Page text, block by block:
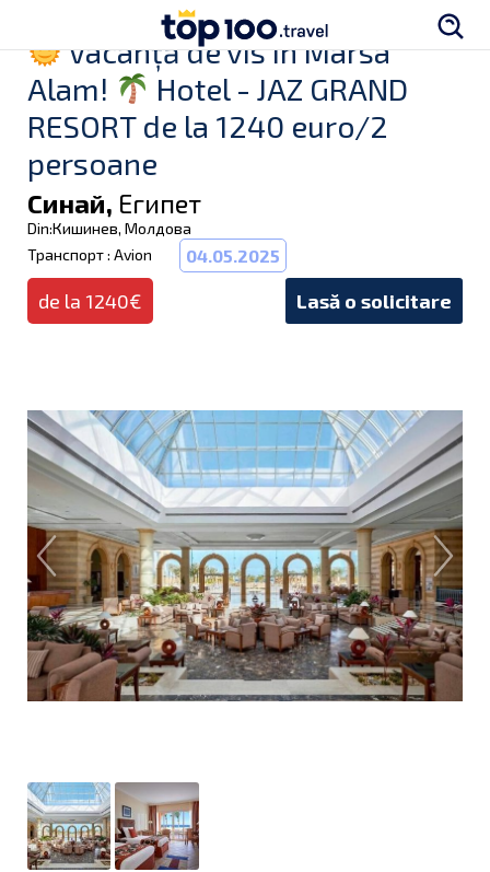
Vacanță de vis în Marsa
Alam!
Hotel - JAZ GRAND
RESORT de la 1240 euro/2
persoane
Синай, Египет
Din:Кишинев, Молдова
Транспорт : Avion
04.05.2025
de la 1240€ Lasă o solicitare